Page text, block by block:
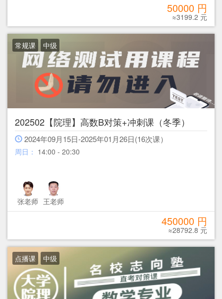
50000 円
≈3199.2 元
常规课 中级
202502【院理】高数B对策+冲刺课（冬季）
2024年09月15日-2025年01月26日(16次课）
周日： 14:00 - 20:30
张老师 王老师
450000 円
≈28792.8 元
点播课 中级